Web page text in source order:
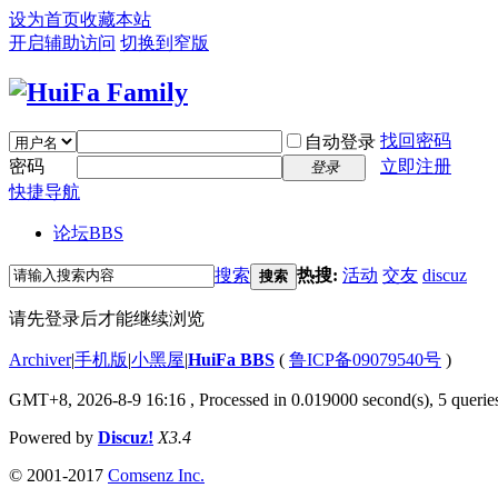
设为首页收藏本站
开启辅助访问 切换到窄版
自动登录 找回密码
密码
登录
立即注册
快捷导航
论坛BBS
搜索 搜索 热搜: 活动 交友 discuz
请先登录后才能继续浏览
Archiver|手机版|小黑屋|HuiFa BBS ( 鲁ICP备09079540号 )
GMT+8, 2026-8-9 16:16 , Processed in 0.019000 second(s), 5
Powered by Discuz! X3.4
© 2001-2017 Comsenz Inc.